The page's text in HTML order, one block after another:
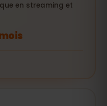
en streaming et